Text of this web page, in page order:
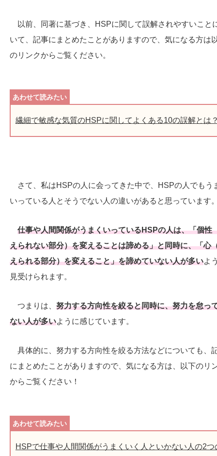
以前、同著に基づき、HSPに関して誤解されやすいこと
いて、記事にまとめたことがありますので、気になる方は
のリンクからご覧ください。
繊細で敏感な気質のHSPに関してよくある10の誤解とは
さて、私はHSPの人に会ってきた中で、HSPの人でもう
いっている人とそうでない人の違いがあると思っています
仕事や人間関係がうまくいっているHSPの人は、「個性
えられない部分）を変えることは諦める」と同時に、「心
えられる部分）を変えること」を諦めていない人が多いよ
見受けられます。
つまりは、努力する方向性を絞ると同時に、努力を怠っ
ない人が多いように感じています。
具体的に、努力する方向性を絞る方法などについても、
にまとめたことがありますので、気になる方は、以下のリ
からご覧ください！
HSPで仕事や人間関係がうまくいく人といかない人の2つ